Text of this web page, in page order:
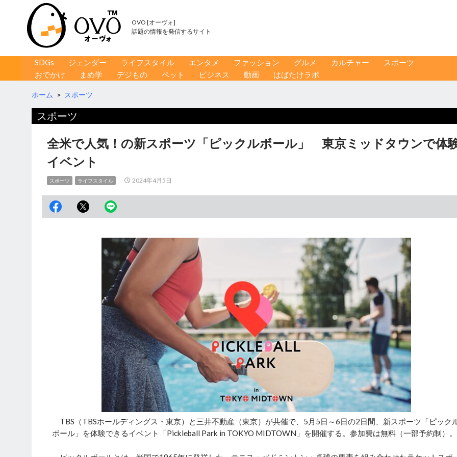
OVO [オーヴォ]
話題の情報を発信するサイト
コンテンツへ移動
SDGs ジェンダー ライフスタイル エンタメ ファッション グルメ カルチャー
スポーツ
おでかけ
まめ学 デジもの ペット ビジネス 動画 はばたけラボ
ホーム > スポーツ
スポーツ
全米で人気！の新スポーツ「ピックルボール」 東京ミッドタウンで体
イベント
スポーツ ライフスタイル 2024年4月5日
TBS（TBSホールディングス・東京）と三井不動産（東京）が共催で、5月5日～6日の2日間、新スポーツ「ピック
ボール」を体験できるイベント「Pickleball Park in TOKYO MIDTOWN」を開催する。参加費は無料（一部予約制）。